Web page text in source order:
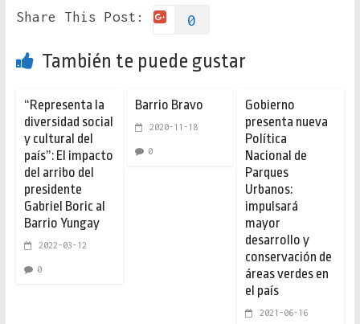
Share This Post: 0
También te puede gustar
“Representa la
diversidad social
y cultural del
país”: El impacto
del arribo del
presidente
Gabriel Boric al
Barrio Yungay
2022-03-12
0
Barrio Bravo
2020-11-18
0
Gobierno
presenta nueva
Política
Nacional de
Parques
Urbanos:
impulsará
mayor
desarrollo y
conservación de
áreas verdes en
el país
2021-06-16